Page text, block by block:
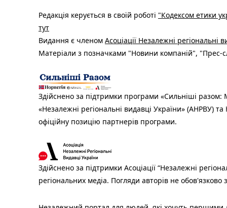
Редакція керується в своїй роботі "Кодексом етики
тут
Видання є членом Асоціації Незалежні регіональні
Матеріали з позначками "Новини компаній", "Прес-
Здійснено за підтримки програми «Сильніші разом:
«Незалежні регіональні видавці України» (АНРВУ)
офіційну позицію партнерів програми.
Здійснено за підтримки Асоціації “Незалежні
регіональних медіа. Погляди авторів не